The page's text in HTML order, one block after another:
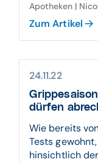
Apotheken |
Zum Artikel
24.11.22
dürfen
Wie bereits
Tests
hinsichtlich